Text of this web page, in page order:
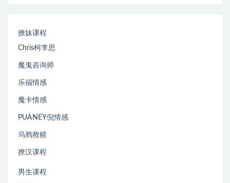
撩妹课程
Chris柯李思
魔鬼咨询师
乐福情感
魔卡情感
PUANEY倪情感
乌鸦救赎
撩汉课程
男生课程